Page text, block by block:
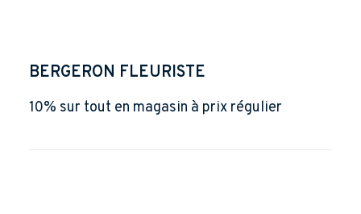
BERGERON FLEURISTE
10% sur tout en magasin à prix régulier